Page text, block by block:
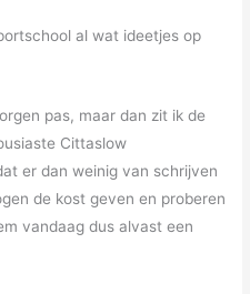
al wat ideetjes op
pas, maar dan zit ik de
Cittaslow
er dan weinig van schrijven
de kost geven en proberen
vandaag dus alvast een